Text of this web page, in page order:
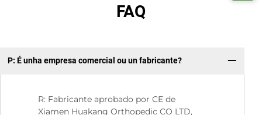
FAQ
P: É unha empresa comercial ou un fabricante?
R: Fabricante aprobado por CE de
Xiamen Huakang Orthopedic CO LTD,